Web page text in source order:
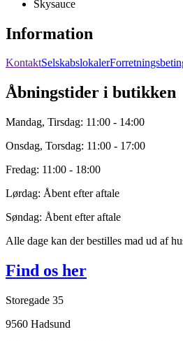
Skysauce
Information
KontaktSelskabslokaler
Åbningstider i butikken
Mandag, Tirsdag: 11:00 - 14:00
Onsdag, Torsdag: 11:00 - 17:00
Fredag: 11:00 - 18:00
Lørdag: Åbent efter aftale
Søndag: Åbent efter aftale
Alle dage kan der bestilles mad ud af
Find os her
Storegade 35
9560 Hadsund